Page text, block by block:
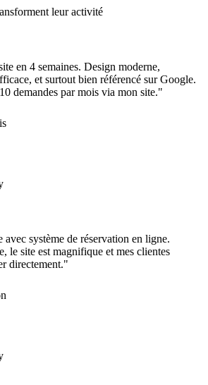
leur activité
en 4 semaines. Design moderne,
et surtout bien référencé sur Google.
demandes par mois via mon site."
avec système de réservation en ligne.
le site est magnifique et mes clientes
directement."